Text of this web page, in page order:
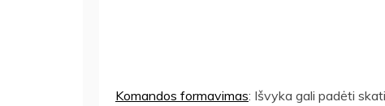
Komandos formavimas: Išvyka gali padėti